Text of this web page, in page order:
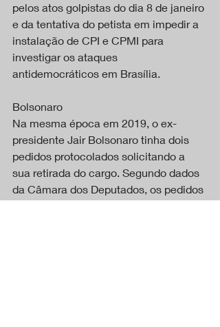
pelos atos golpistas do dia 8 de janeiro
e da tentativa do petista em impedir a
instalação de CPI e CPMI para
investigar os ataques
antidemocráticos em Brasília.
Bolsonaro
Na mesma época em 2019, o ex-
presidente Jair Bolsonaro tinha dois
pedidos protocolados solicitando a
sua retirada do cargo. Segundo dados
da Câmara dos Deputados, os pedidos